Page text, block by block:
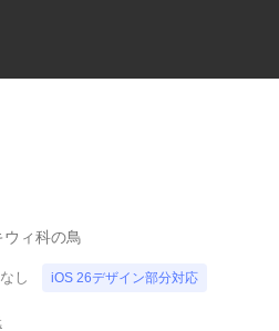
ィ科の鳥
し iOS 26デザイン部分対応